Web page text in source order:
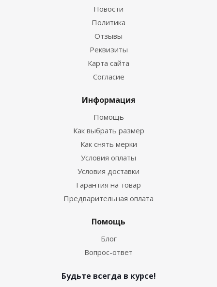
Новости
Политика
Отзывы
Реквизиты
Карта сайта
Согласие
Информация
Помощь
Как выбрать размер
Как снять мерки
Условия оплаты
Условия доставки
Гарантия на товар
Предварительная оплата
Помощь
Блог
Вопрос-ответ
Будьте всегда в курсе!